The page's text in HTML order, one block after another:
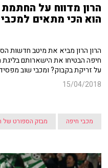
הרון מדווח על
הוא הכי מתאים
הרון הרון מביא את מיטב חדשות
חיפה הבטיחו את הישארותם
על זריקת בקבוק? ומכבי שוב
15/04/2018
מכבי חיפה מבזק הספורט של